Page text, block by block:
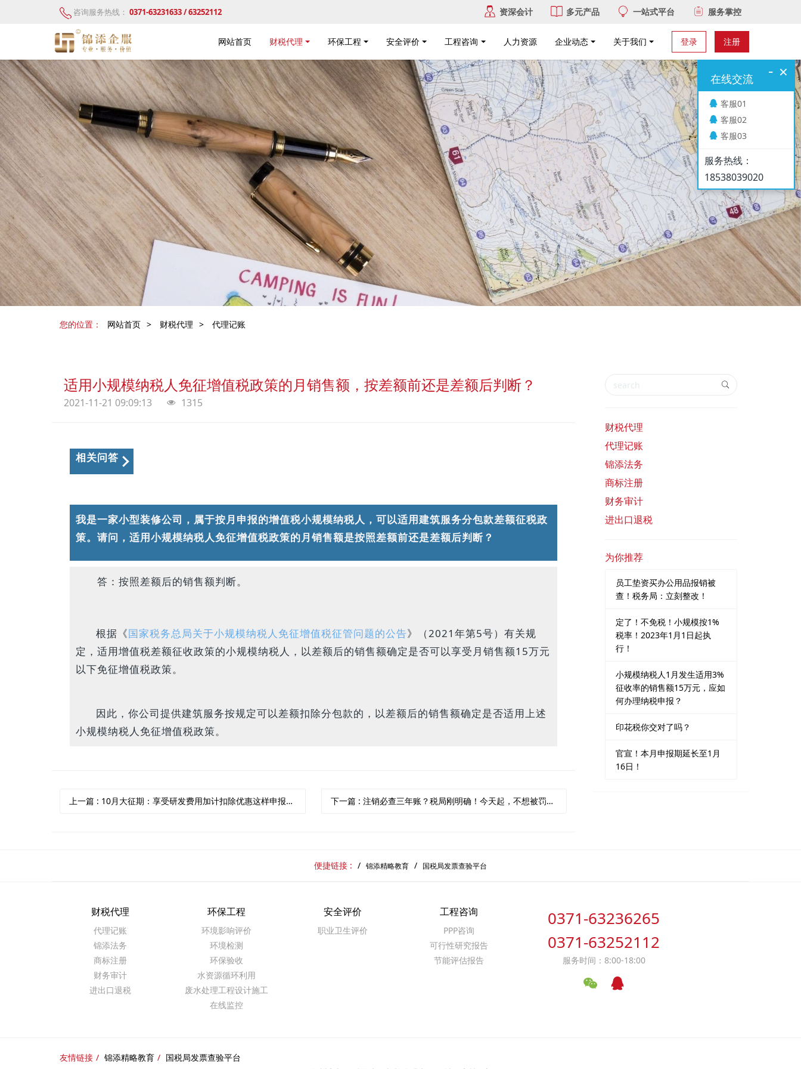
咨询服务热线： 0371-63231633 / 63252112 资深会计 多元产品 一站式平台 服务掌控
登录 注册
网站首页 财税代理 环保工程 安全评价 工程咨询 人力资源 企业动态 关于我们
您的位置： 网站首页 > 财税代理 > 代理记账
适用小规模纳税人免征增值税政策的月销售额，按差额前还是差额后判断？
2021-11-21 09:09:13 1315
相关问答
我是一家小型装修公司，属于按月申报的增值税小规模纳税人，可以适用建筑服务分包款差额征税政
策。请问，适用小规模纳税人免征增值税政策的月销售额是按照差额前还是差额后判断？
答：按照差额后的销售额判断。
根据《国家税务总局关于小规模纳税人免征增值税征管问题的公告》（2021年第5号）有关规
定，适用增值税差额征收政策的小规模纳税人，以差额后的销售额确定是否可以享受月销售额15万元
以下免征增值税政策。
因此，你公司提供建筑服务按规定可以差额扣除分包款的，以差额后的销售额确定是否适用上述
小规模纳税人免征增值税政策。
上一篇 : 10月大征期：享受研发费用加计扣除优惠这样申报办理 下一篇 : 注销必查三年账？税局刚明确！今天起，不想被罚，企业注销必须按这个来！
财税代理
代理记账
锦添法务
商标注册
财务审计
进出口退税
为你推荐
员工垫资买办公用品报销被
查！税务局：立刻整改！
定了！不免税！小规模按1%
税率！2023年1月1日起执
行！
小规模纳税人1月发生适用3%
征收率的销售额15万元，应如
何办理纳税申报？
印花税你交对了吗？
官宣！本月申报期延长至1月
16日！
便捷链接 : 锦添精略教育 国税局发票查验平台
财税代理
代理记账
锦添法务
商标注册
财务审计
进出口退税
环保工程
环境影响评价
环境检测
环保验收
水资源循环利用
废水处理工程设计施工
在线监控
安全评价
职业卫生评价
工程咨询
PPP咨询
可行性研究报告
节能评估报告
0371-63236265
0371-63252112
服务时间：8:00-18:00
友情链接 锦添精略教育
国税局发票查验平台
×
-
在线交流
客服01
客服02
客服03
服务热线：
18538039020